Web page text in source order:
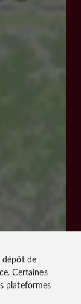
dépôt de
. Certaines
plateformes